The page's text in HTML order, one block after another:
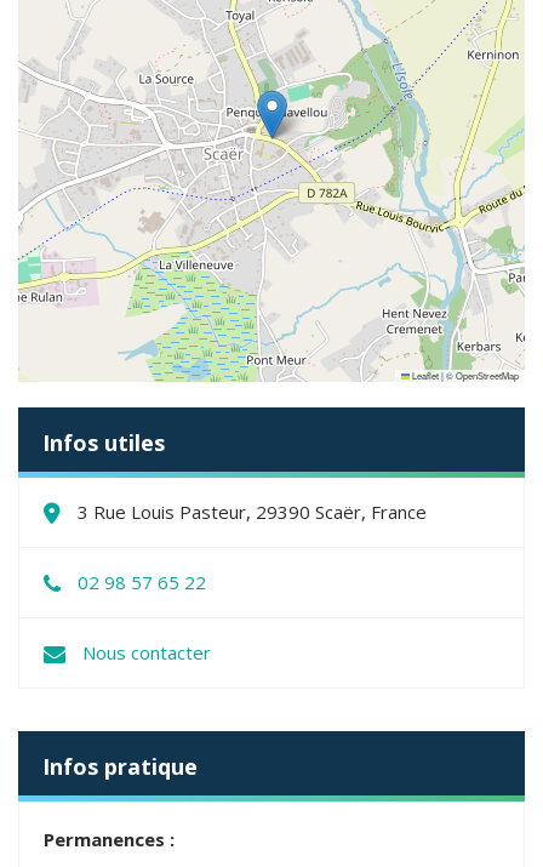
Leaflet|©OpenStreetMap
Infos utiles
3 Rue Louis Pasteur, 29390 Scaër, France
02 98 57 65 22
Nous contacter
Infos pratique
Permanences :